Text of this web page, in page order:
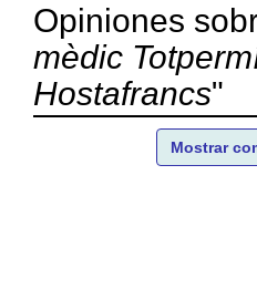
Opiniones
mèdic
Hostafrancs"
Mostrar